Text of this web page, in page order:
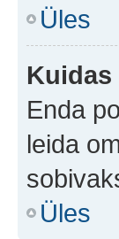
Üles
Enda
leida
Üles